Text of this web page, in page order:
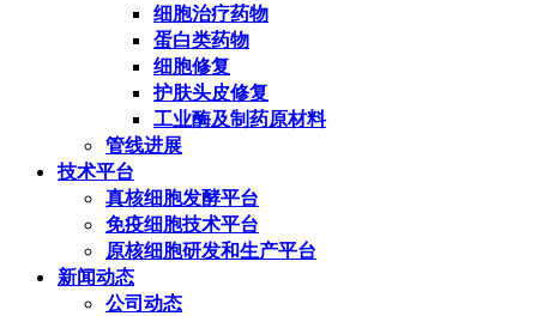
细胞治疗药物
蛋白类药物
细胞修复
护肤头皮修复
工业酶及制药原材料
管线进展
技术平台
真核细胞发酵平台
免疫细胞技术平台
原核细胞研发和生产平台
新闻动态
公司动态